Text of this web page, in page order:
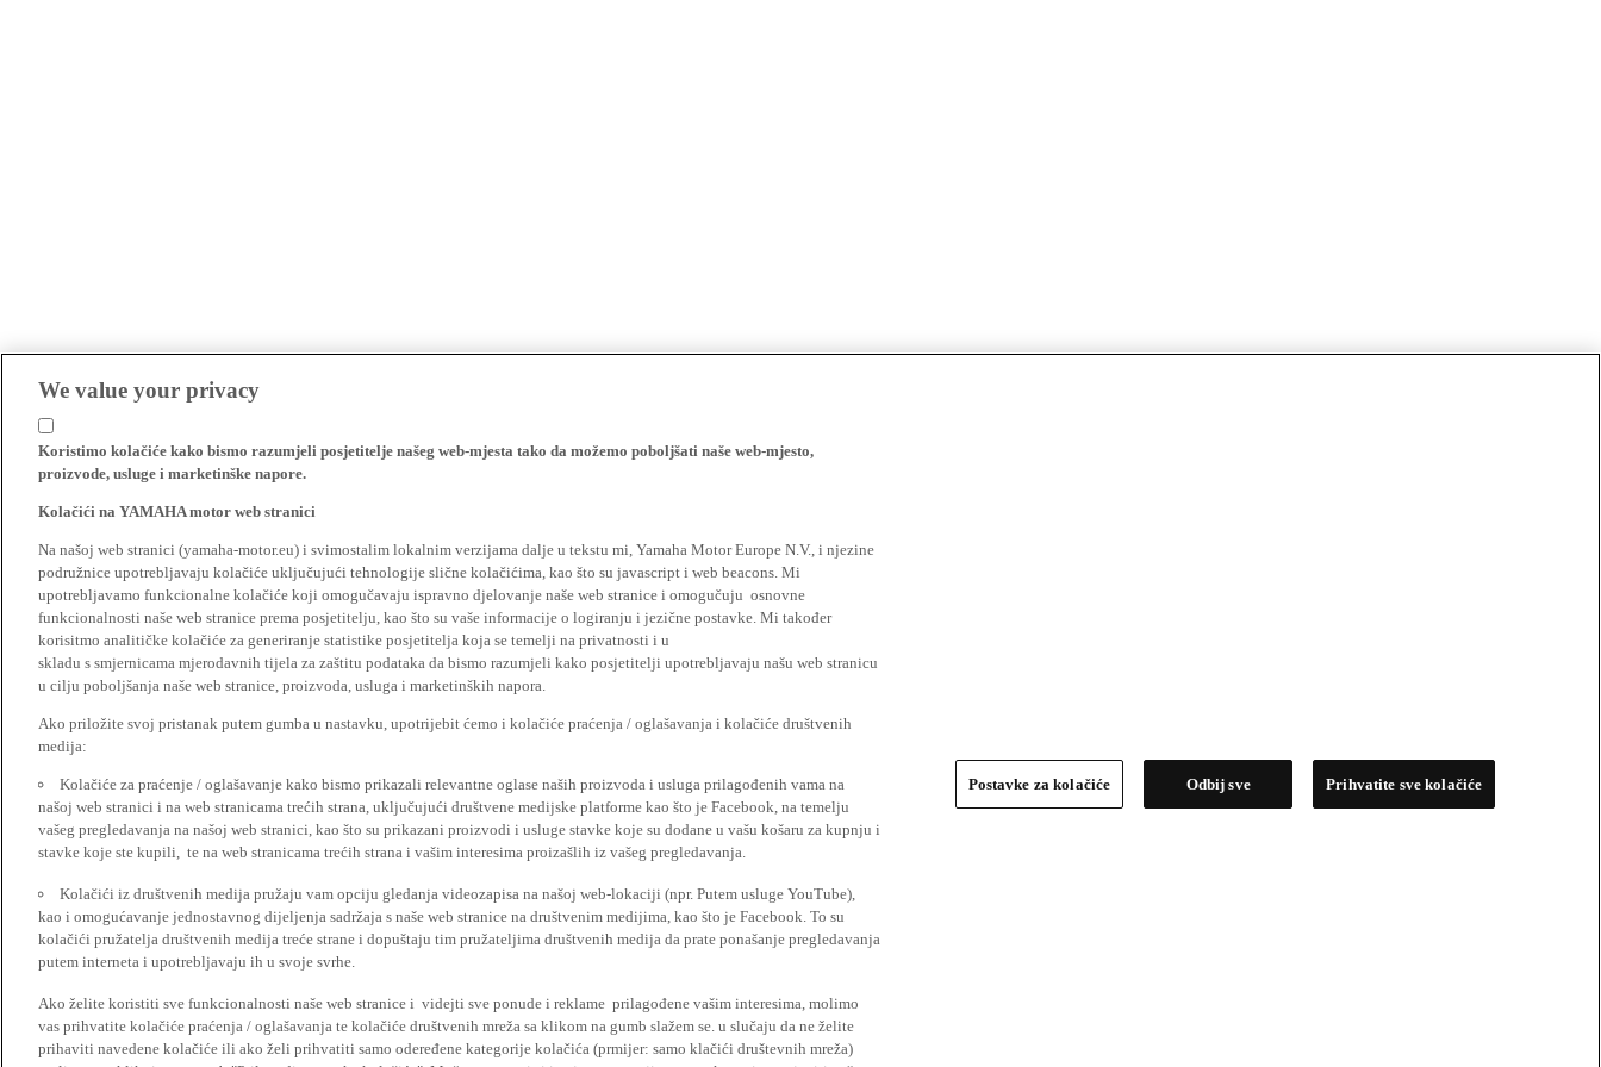
We value your privacy
Koristimo kolačiće kako bismo razumjeli posjetitelje našeg web-mjesta tako da možemo poboljšati naše web-mjesto,
proizvode, usluge i marketinške napore.
Kolačići na YAMAHA motor web stranici
Na našoj web stranici (yamaha-motor.eu) i svimostalim lokalnim verzijama dalje u tekstu mi, Yamaha Motor Europe N.V., i njezine
podružnice upotrebljavaju kolačiće uključujući tehnologije slične kolačićima, kao što su javascript i web beacons. Mi
upotrebljavamo funkcionalne kolačiće koji omogučavaju ispravno djelovanje naše web stranice i omogučuju osnovne
funkcionalnosti naše web stranice prema posjetitelju, kao što su vaše informacije o logiranju i jezične postavke. Mi također
korisitmo analitičke kolačiće za generiranje statistike posjetitelja koja se temelji na privatnosti i u
skladu s smjernicama mjerodavnih tijela za zaštitu podataka da bismo razumjeli kako posjetitelji upotrebljavaju našu web stranicu
u cilju poboljšanja naše web stranice, proizvoda, usluga i marketinških napora.
Ako priložite svoj pristanak putem gumba u nastavku, upotrijebit ćemo i kolačiće praćenja / oglašavanja i kolačiće društvenih
medija:
Kolačiće za praćenje / oglašavanje kako bismo prikazali relevantne oglase naših proizvoda i usluga prilagođenih vama na
našoj web stranici i na web stranicama trećih strana, uključujući društvene medijske platforme kao što je Facebook, na temelju
vašeg pregledavanja na našoj web stranici, kao što su prikazani proizvodi i usluge stavke koje su dodane u vašu košaru za kupnju i
stavke koje ste kupili, te na web stranicama trećih strana i vašim interesima proizašlih iz vašeg pregledavanja.
Kolačići iz društvenih medija pružaju vam opciju gledanja videozapisa na našoj web-lokaciji (npr. Putem usluge YouTube),
kao i omogućavanje jednostavnog dijeljenja sadržaja s naše web stranice na društvenim medijima, kao što je Facebook. To su
kolačići pružatelja društvenih medija treće strane i dopuštaju tim pružateljima društvenih medija da prate ponašanje pregledavanja
putem interneta i upotrebljavaju ih u svoje svrhe.
Ako želite koristiti sve funkcionalnosti naše web stranice i videjti sve ponude i reklame prilagođene vašim interesima, molimo
vas prihvatite kolačiće praćenja / oglašavanja te kolačiće društvenih mreža sa klikom na gumb slažem se. u slučaju da ne želite
prihaviti navedene kolačiće ili ako želi prihvatiti samo odeređene kategorije kolačića (prmijer: samo klačići društevnih mreža)
Postavke za kolačiće Odbij sve Prihvatite sve kolačiće